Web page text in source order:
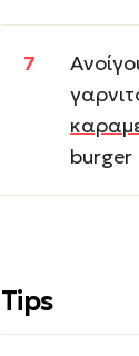
burger
Tips